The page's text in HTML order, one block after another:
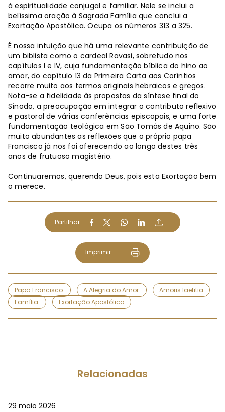
à espiritualidade conjugal e familiar. Nele se inclui a
belíssima oração à Sagrada Família que conclui a
Exortação Apostólica. Ocupa os números 313 a 325.
É nossa intuição que há uma relevante contribuição de
um biblista como o cardeal Ravasi, sobretudo nos
capítulos I e IV, cuja fundamentação bíblica do hino ao
amor, do capítulo 13 da Primeira Carta aos Coríntios
recorre muito aos termos originais hebraicos e gregos.
Nota-se a fidelidade às propostas da síntese final do
Sínodo, a preocupação em integrar o contributo reflexivo
e pastoral de várias conferências episcopais, e uma forte
fundamentação teológica em São Tomás de Aquino. São
muito abundantes as reflexões que o próprio papa
Francisco já nos foi oferecendo ao longo destes três
anos de frutuoso magistério.
Continuaremos, querendo Deus, pois esta Exortação bem
o merece.
Partilhar
Imprimir
Papa Francisco A Alegria do Amor
Amoris laetitia
Família
Exortação Apostólica
Relacionadas
29 maio 2026